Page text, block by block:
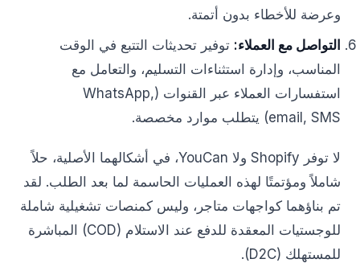
وعرضة للأخطاء بدون أتمتة.
التواصل مع العملاء: توفير تحديثات التتبع في الوقت
المناسب، وإدارة استثناءات التسليم، والتعامل مع
استفسارات العملاء عبر القنوات (WhatsApp,
email, SMS) يتطلب موارد مخصصة.
لا توفر Shopify ولا YouCan، في أشكالهما الأصلية، حلاً
شاملاً ومؤتمتًا لهذه العمليات الحاسمة لما بعد الطلب. لقد
تم بناؤهما كواجهات متاجر، وليس كمنصات تشغيلية شاملة
للوجستيات المعقدة للدفع عند الاستلام (COD) المباشرة
للمستهلك (D2C).